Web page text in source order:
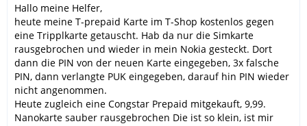
Hallo meine Helfer,
heute meine T-prepaid Karte im T-Shop kostenlos gegen
eine Tripplkarte getauscht. Hab da nur die Simkarte
rausgebrochen und wieder in mein Nokia gesteckt. Dort
dann die PIN von der neuen Karte eingegeben, 3x falsche
PIN, dann verlangte PUK eingegeben, darauf hin PIN wieder
nicht angenommen.
Heute zugleich eine Congstar Prepaid mitgekauft, 9,99.
Nanokarte sauber rausgebrochen Die ist so klein, ist mir